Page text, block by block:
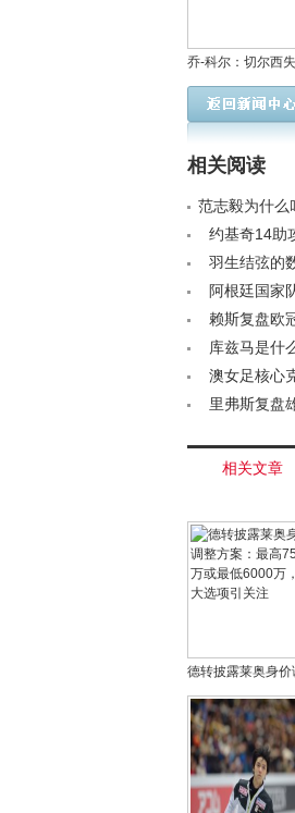
乔-科尔：切尔西
罗塞尼尔之过，战
向亟待调整
相关阅读
范志毅为什么
感情回顾< /a>
约基奇14助
人升至西部第
羽生结弦的
凌事件回顾< /
阿根廷国家
新选择< /a>
赖斯复盘欧
厂核心绝招< /
库兹马是什
吗< /a>
澳女足核心
来必成巨星< /
里弗斯复盘
相关文章
德转披露莱奥身价
方案：最高7500
低6000万，四大
关注